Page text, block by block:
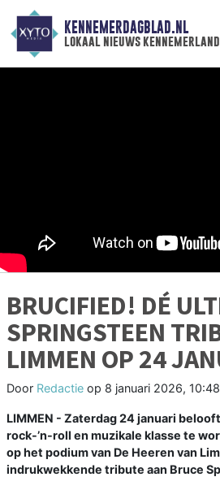
KENNEMERDAGBLAD.NL
lokaal nieuws kennemerland
BRUCIFIED! DÉ
SPRINGSTEEN
LIMMEN OP 24
Door Redactie op 8 januari 2026,
LIMMEN - Zaterdag 24 januari
rock-’n-roll en muzikale klasse te
op het podium van De Heeren van
indrukwekkende tribute aan Bruce